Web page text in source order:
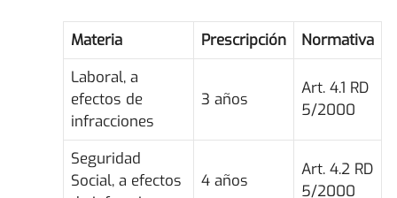
Materia Prescripción
Normativa
Laboral, a
efectos de
infracciones
3 años
Art. 4.1 RD
5/2000
Seguridad
Social, a efectos
4 años
Art. 4.2 RD
5/2000